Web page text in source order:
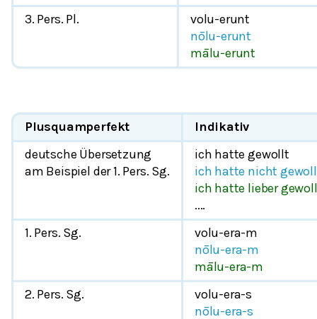
3. Pers. Pl.
volu-erunt
nōlu-erunt
mālu-erunt
Plusquamperfekt
Indikativ
deutsche Übersetzung
am Beispiel der 1. Pers. Sg.
ich hatte gewollt
ich hatte nicht
ich hatte lieber
....
1. Pers. Sg.
volu-era-m
nōlu-era-m
mālu-era-m
2. Pers. Sg.
volu-era-s
nōlu-era-s